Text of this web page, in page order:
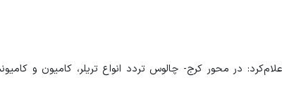
در محور کرج- چالوس تردد انواع تریلر، کامیون و